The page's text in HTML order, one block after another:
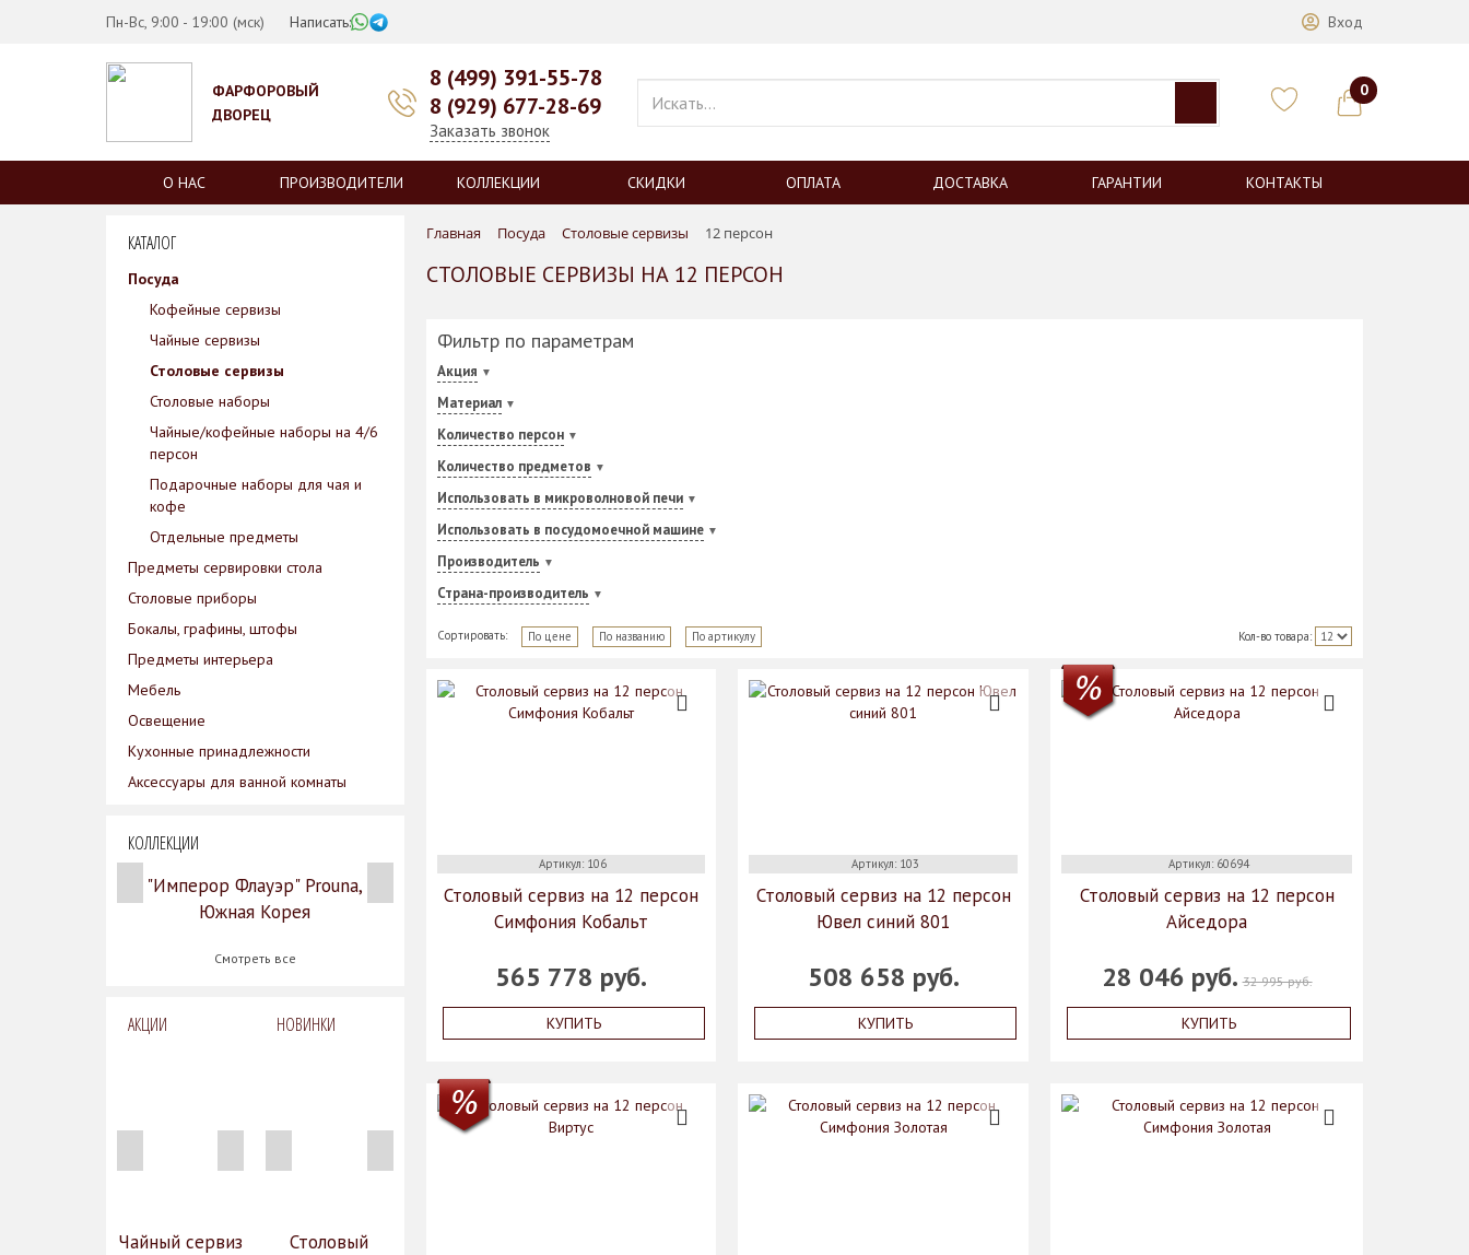
Пн-Вс, 9:00 - 19:00 (мск) Написать: Вход
ФАРФОРОВЫЙ
ДВОРЕЦ
8 (499) 391-55-78
8 (929) 677-28-69
Заказать звонок
0
О НАС ПРОИЗВОДИТЕЛИ КОЛЛЕКЦИИ СКИДКИ ОПЛАТА ДОСТАВКА ГАРАНТИИ КОНТАКТЫ
Главная Посуда Столовые сервизы 12 персон
СТОЛОВЫЕ СЕРВИЗЫ НА 12 ПЕРСОН
Фильтр по параметрам
Акция
Материал
Количество персон
Количество предметов
Использовать в микроволновой печи
Использовать в посудомоечной машине
Производитель
Страна-производитель
Сортировать: По цене По названию По артикулу Кол-во товара:
Артикул: 106
Столовый сервиз на 12 персон
Симфония Кобальт
565 778 руб.
КУПИТЬ
Артикул: 103
Столовый сервиз на 12 персон
Ювел синий 801
508 658 руб.
КУПИТЬ
Артикул: 60694
Столовый сервиз на 12 персон
Айседора
28 046 руб.32 995 руб.
КУПИТЬ
КАТАЛОГ
Посуда
Кофейные сервизы
Чайные сервизы
Столовые сервизы
Столовые наборы
Чайные/кофейные наборы на 4/6
персон
Подарочные наборы для чая и
кофе
Отдельные предметы
Предметы сервировки стола
Столовые приборы
Бокалы, графины, штофы
Предметы интерьера
Мебель
Освещение
Кухонные принадлежности
Аксессуары для ванной комнаты
КОЛЛЕКЦИИ
"Имперор Флауэр" Prouna,
Южная Корея
Смотреть все
АКЦИИ
Чайный сервиз
НОВИНКИ
Столовый